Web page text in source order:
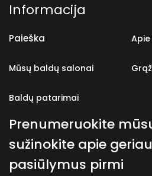
Informacija
Paieška
Mūsų baldų salonai
Baldų patarimai
Prenumeruokite
sužinokite apie
pasiūlymus pirmi